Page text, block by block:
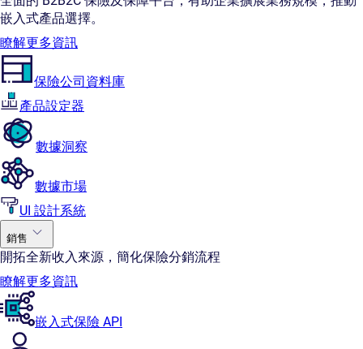
嵌入式產品選擇。
瞭解更多資訊
保險公司資料庫
產品設定器
數據洞察
數據市場
UI 設計系統
銷售
開拓全新收入來源，簡化保險分銷流程
瞭解更多資訊
嵌入式保險 API